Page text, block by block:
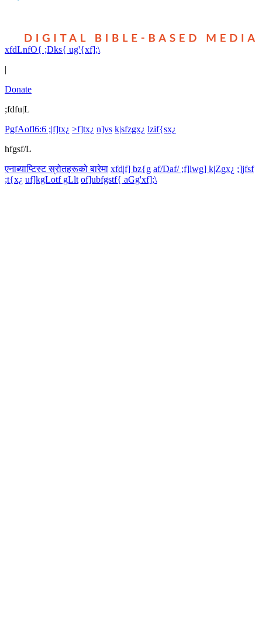
xfdLnfO{ ;Dks{ ug'{xf];\
|
Donate
;fdfu|L
PgfAofl6:6 ;|f]tx¿ >f]tx¿ n]vs k|sfzgx¿ lzif{sx¿
hfgsf/L
एनाब्याप्टिस्ट स्रोतहरूको बारेमा xfd|f] bz{g af/Daf/ ;f]lwg] k|Zgx¿ ;]jfsf
;t{x¿ uf]kgLotf gLlt of]ubfgstf{ aGg'xf];\